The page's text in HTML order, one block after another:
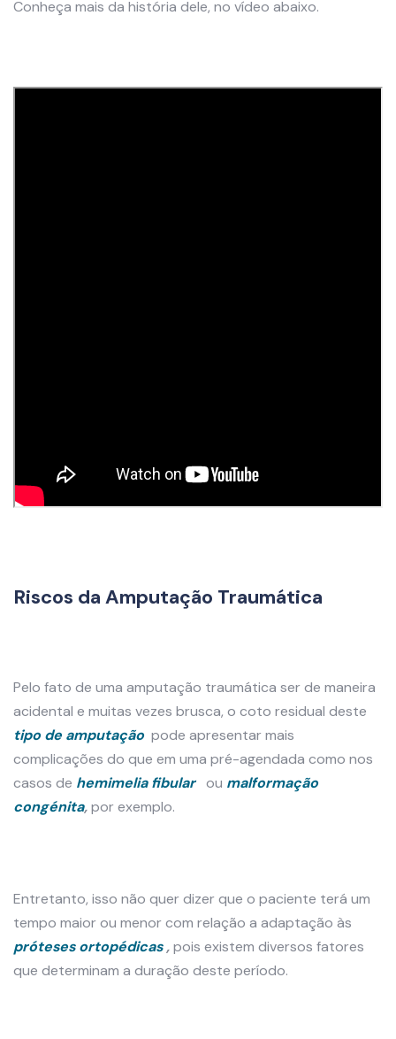
Conheça mais da história dele, no vídeo abaixo.
Riscos da Amputação Traumática
Pelo fato de uma amputação traumática ser de maneira
acidental e muitas vezes brusca, o coto residual deste
tipo de amputação pode apresentar mais
complicações do que em uma pré-agendada como nos
casos de hemimelia fibular ou malformação
congénita,por exemplo.
Entretanto, isso não quer dizer que o paciente terá um
tempo maior ou menor com relação a adaptação às
próteses ortopédicas,pois existem diversos fatores
que determinam a duração deste período.